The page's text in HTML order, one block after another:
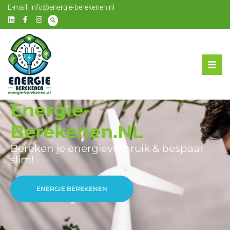
E-mail: info@energie-berekenen.nl
Energie-
Berekenen.NL
Bereken je energieverbruik & bespaar
slim!
ENERGIE BEREKENEN